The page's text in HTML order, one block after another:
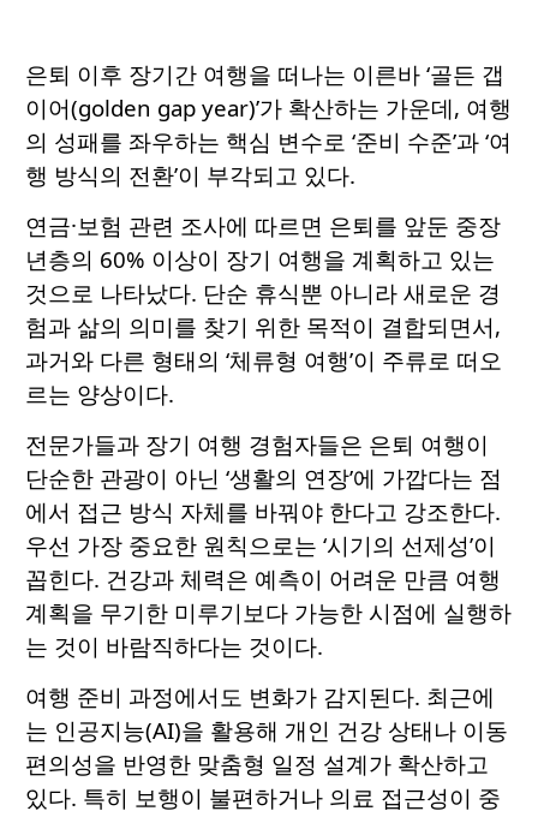
은퇴 이후 장기간 여행을 떠나는 이른바 ‘골든 갭
이어(golden gap year)’가 확산하는 가운데, 여행
의 성패를 좌우하는 핵심 변수로 ‘준비 수준’과 ‘여
행 방식의 전환’이 부각되고 있다.
연금·보험 관련 조사에 따르면 은퇴를 앞둔 중장
년층의 60% 이상이 장기 여행을 계획하고 있는
것으로 나타났다. 단순 휴식뿐 아니라 새로운 경
험과 삶의 의미를 찾기 위한 목적이 결합되면서,
과거와 다른 형태의 ‘체류형 여행’이 주류로 떠오
르는 양상이다.
전문가들과 장기 여행 경험자들은 은퇴 여행이
단순한 관광이 아닌 ‘생활의 연장’에 가깝다는 점
에서 접근 방식 자체를 바꿔야 한다고 강조한다.
우선 가장 중요한 원칙으로는 ‘시기의 선제성’이
꼽힌다. 건강과 체력은 예측이 어려운 만큼 여행
계획을 무기한 미루기보다 가능한 시점에 실행하
는 것이 바람직하다는 것이다.
여행 준비 과정에서도 변화가 감지된다. 최근에
는 인공지능(AI)을 활용해 개인 건강 상태나 이동
편의성을 반영한 맞춤형 일정 설계가 확산하고
있다. 특히 보행이 불편하거나 의료 접근성이 중